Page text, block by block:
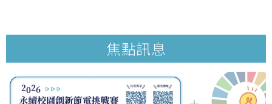
焦點訊息